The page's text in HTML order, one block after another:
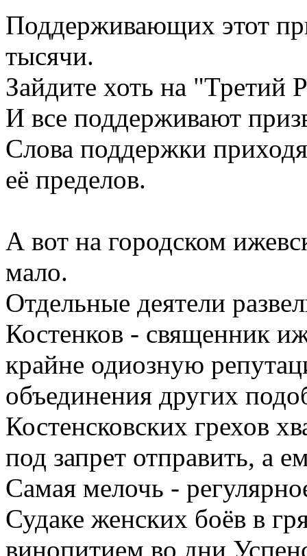
Поддерживающих этот
тысячи.
Зайдите хоть на "Третий
И все поддерживают
Слова поддержки
её пределов.
А вот на городском
мало.
Отдельные деятели
Костенков - священник
крайне одиозную
объединения других
Костенсковских грехов
под запрет отправить, а
Самая мелочь -
Судаке женских боёв в
винопитием во дни